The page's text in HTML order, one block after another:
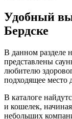
Удобный
Бердске
В данном разделе
представлены
любителю
подходящее место
В каталоге
и кошелек,
небольших